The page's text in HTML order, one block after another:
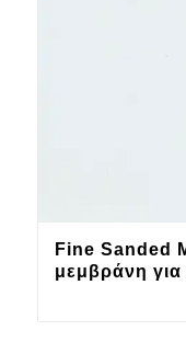
Fine Sanded
μεμβράνη